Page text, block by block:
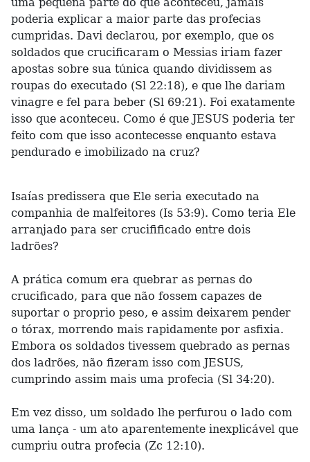
poderia explicar a maior parte das profecias
cumpridas. Davi declarou, por exemplo, que os
soldados que crucificaram o Messias iriam fazer
apostas sobre sua túnica quando dividissem as
roupas do executado (Sl 22:18), e que lhe dariam
vinagre e fel para beber (Sl 69:21). Foi exatamente
isso que aconteceu. Como é que JESUS poderia ter
feito com que isso acontecesse enquanto estava
pendurado e imobilizado na cruz?
Isaías predissera que Ele seria executado na
companhia de malfeitores (Is 53:9). Como teria Ele
arranjado para ser crucifificado entre dois
ladrões?
A prática comum era quebrar as pernas do
crucificado, para que não fossem capazes de
suportar o proprio peso, e assim deixarem pender
o tórax, morrendo mais rapidamente por asfixia.
Embora os soldados tivessem quebrado as pernas
dos ladrões, não fizeram isso com JESUS,
cumprindo assim mais uma profecia (Sl 34:20).
Em vez disso, um soldado lhe perfurou o lado com
uma lança - um ato aparentemente inexplicável que
cumpriu outra profecia (Zc 12:10).